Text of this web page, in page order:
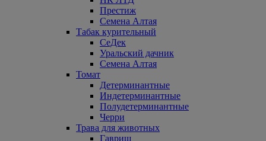
Престиж
Семена Алтая
Табак курительный
СеДек
Уральский дачник
Семена Алтая
Томат
Детерминантные
Индетерминантные
Полудетерминантные
Черри
Трава для животных
Гавриш